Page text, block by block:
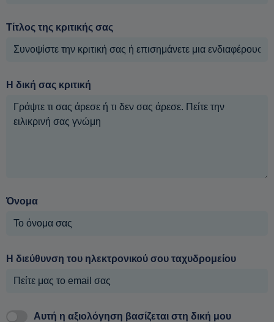
Τίτλος της κριτικής σας
Η δική σας κριτική
Όνομα
Η διεύθυνση του ηλεκτρονικού σου ταχυδρομείου
Αυτή η αξιολόγηση βασίζεται στη δική μου